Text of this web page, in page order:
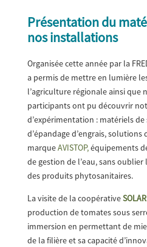
Présentation du
nos installations
Organisée cette année par la
a permis de mettre en lumière
l’agriculture régionale ainsi que
participants ont pu découvrir
d’expérimentation : matériels
d’épandage d’engrais,
marqueAVISTOP,équipements
de gestion de l’eau, sans
des produits phytosanitaires.
La visite de la coopérative
production de tomates sous
immersion en permettant de
de la filière et sa capacité